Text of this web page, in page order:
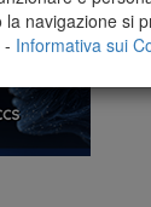
navigazione si
- Informativa sui